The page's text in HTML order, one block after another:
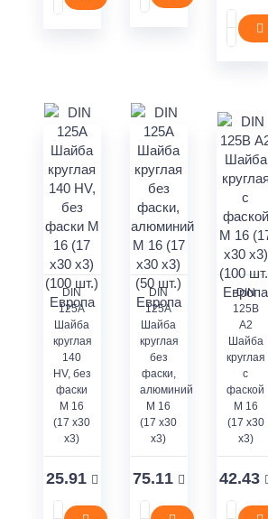
DIN
125A
Шайба
круглая
140
HV, без
фаски
M 16
(17 x30
x3)
25.91
DIN
125А
Шайба
круглая
без
фаски,
алюминий
М 16
(17 x30
x3)
75.11
DIN
125В
A2
Шайба
круглая
с
фаской
М 16
(17 x30
x3)
42.43